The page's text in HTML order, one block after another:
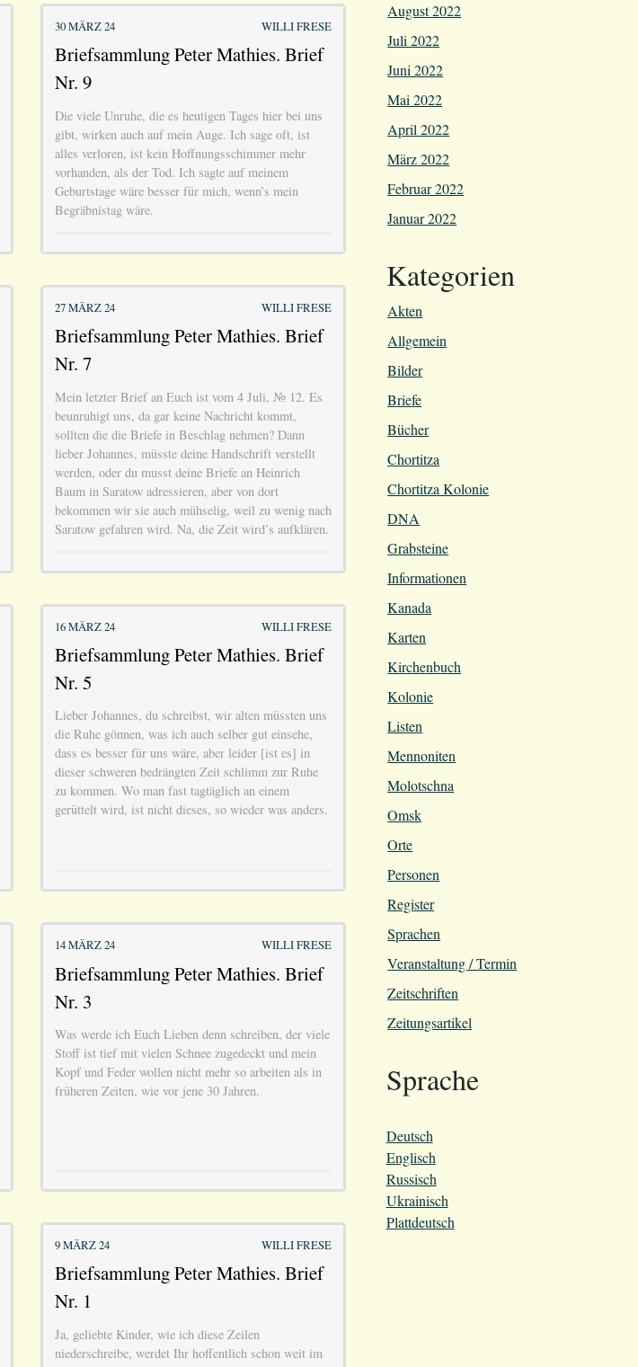
30 MÄRZ 24 WILLI FRESE
Briefsammlung Peter Mathies. Brief
Nr. 9
Die viele Unruhe, die es heutigen Tages hier bei uns
gibt, wirken auch auf mein Auge. Ich sage oft, ist
alles verloren, ist kein Hoffnungsschimmer mehr
vorhanden, als der Tod. Ich sagte auf meinem
Geburtstage wäre besser für mich, wenn’s mein
Begräbnistag wäre.
27 MÄRZ 24 WILLI FRESE
Briefsammlung Peter Mathies. Brief
Nr. 7
Mein letzter Brief an Euch ist vom 4 Juli, № 12. Es
beunruhigt uns, da gar keine Nachricht kommt,
sollten die die Briefe in Beschlag nehmen? Dann
lieber Johannes, müsste deine Handschrift verstellt
werden, oder du musst deine Briefe an Heinrich
Baum in Saratow adressieren, aber von dort
bekommen wir sie auch mühselig, weil zu wenig nach
Saratow gefahren wird. Na, die Zeit wird’s aufklären.
16 MÄRZ 24 WILLI FRESE
Briefsammlung Peter Mathies. Brief
Nr. 5
Lieber Johannes, du schreibst, wir alten müssten uns
die Ruhe gönnen, was ich auch selber gut einsehe,
dass es besser für uns wäre, aber leider [ist es] in
dieser schweren bedrängten Zeit schlimm zur Ruhe
zu kommen. Wo man fast tagtäglich an einem
gerüttelt wird, ist nicht dieses, so wieder was anders.
14 MÄRZ 24 WILLI FRESE
Briefsammlung Peter Mathies. Brief
Nr. 3
Was werde ich Euch Lieben denn schreiben, der viele
Stoff ist tief mit vielen Schnee zugedeckt und mein
Kopf und Feder wollen nicht mehr so arbeiten als in
früheren Zeiten, wie vor jene 30 Jahren.
9 MÄRZ 24 WILLI FRESE
Briefsammlung Peter Mathies. Brief
Nr. 1
Ja, geliebte Kinder, wie ich diese Zeilen
niederschreibe, werdet Ihr hoffentlich schon weit im
August 2022
Juli 2022
Juni 2022
Mai 2022
April 2022
März 2022
Februar 2022
Januar 2022
Kategorien
Akten
Allgemein
Bilder
Briefe
Bücher
Chortitza
Chortitza Kolonie
DNA
Grabsteine
Informationen
Kanada
Karten
Kirchenbuch
Kolonie
Listen
Mennoniten
Molotschna
Omsk
Orte
Personen
Register
Sprachen
Veranstaltung / Termin
Zeitschriften
Zeitungsartikel
Sprache
Deutsch
Englisch
Russisch
Ukrainisch
Plattdeutsch